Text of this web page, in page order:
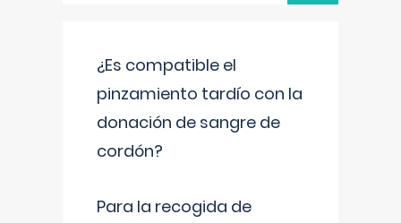
¿Es compatible el
pinzamiento tardío con la
donación de sangre de
cordón?
Para la recogida de